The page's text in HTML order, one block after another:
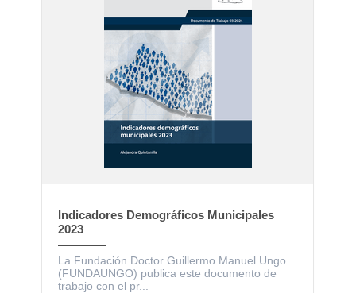
Indicadores Demográficos Municipales
2023
La Fundación Doctor Guillermo Manuel Ungo
(FUNDAUNGO) publica este documento de
trabajo con el pr...